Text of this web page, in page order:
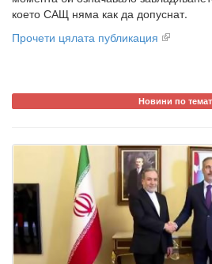
което САЩ няма как да допуснат.
Прочети цялата публикация
Новини по